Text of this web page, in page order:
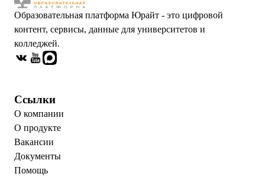
Образовательная платформа Юрайт - это цифровой
контент, сервисы, данные для университетов и
колледжей.
Ссылки
О компании
О продукте
Вакансии
Документы
Помощь